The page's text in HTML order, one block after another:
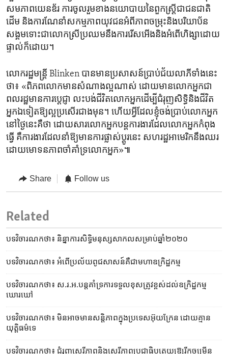
សមភាពយេនឌ័រ ការ​ចូល​រួម​ខាងនយោបាយ​នៃ​ពួក​ស្ត្រី​ជា​ជនជាតិ​
ដើម​ និង​ការ​ណែនាំសកម្មភាព​យុវជន​អំពី​ភាពចម្រុះ​និង​បរិយាប័ន
សង្គម​ទោះ​ជា​លោកស្រី​ប្រឈម​នឹងការរើសអើង​និង​អំពើ​ហិង្សាដោយ​
ផ្ទាល់​ក៏ដោយ។
លោក​រដ្ឋមន្ត្រី​ Blinken បានមាន​ប្រសាសន៍​ប្រាប់​ជ័យលាភីទាំង​នេះ​
ថា៖ «ពិភពលោក​មាន​សំណាង​ល្អ​ណាស់ ​ដោយ​មាន​លោកអ្នក​ជា​
ពលរដ្ឋ​មាន​ការ​ប្តេជ្ញា ​លះបង់​ជីវិត​លោកអ្នក​ដើម្បី​ជំរុញ​សិទ្ធិនិង​ជីវិត​
អ្នក​ឯ​ទៀត​ឱ្យ​ល្អ​ប្រសើរ​ជាង​មុន។ ហើយ​អ្វី​ដែល​ខ្ញុំចង់​ប្រាប់​លោកអ្នក​
នៅ​ថ្ងៃនេះ​គឺ​ថា​ ដោយសារ​លោកអ្នក​បន្ត​ការងារដែល​លោកអ្នក​កំពុង​
ធ្វើ គឺ​ការងារដែល​នាំ​ឱ្យ​មាន​ការ​ផ្លាស់ប្តូរ​នេះ សហរដ្ឋ​អាមេរិក​នឹង​ឈរ​
ដោយ​មោទនភាពចាំ​គាំទ្រលោកអ្នក»៕
Share Follow us
Related
បទវិចារណកថា៖ និន្នាការ​សិទ្ធិ​មនុស្ស​សាកល​សម្រាប់​ឆ្នាំ២០២០
បទវិចារណកថា៖ អំពើ​ប្រល័យ​ពូជសាសន៍​គឺ​ជា​មហា​ឧក្រិដ្ឋកម្ម
បទ​វិចារណកថា៖ ស.រ.អ.​បន្ត​គាំទ្រ​ការទទួល​ខុស​ត្រូវ​ខ្ពស់​ដល់​​ឧក្រិដ្ឋកម្ម​
ឃោរឃៅ
បទ​វិចារណកថា៖ មិន​អាច​មាន​សន្តិភាព​ក្នុង​ប្រទេស​អ៊ុយក្រែន​ ដោយ​គ្មាន​​
យុត្តិធម៌​ទេ
បទវិចារណកថា៖ ជំរុញ​សេរីភាព​និង​សេរីភាព​ប្រជាធិបតេយ្យ​ឱ្យ​រីក​ចម្រើន